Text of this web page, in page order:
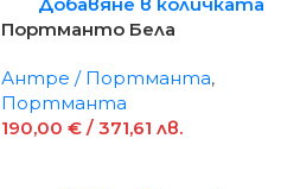
Портманто Бела
Антре / Портманта,
Портманта
190,00 €/ 371,61 лв.